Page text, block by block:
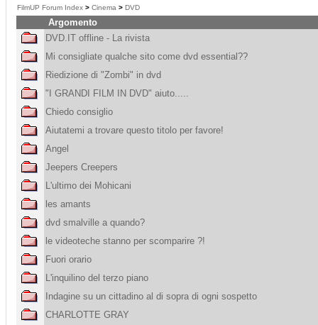
FilmUP Forum Index > Cinema > DVD
Argomento
DVD.IT offline - La rivista
Mi consigliate qualche sito come dvd essential??
Riedizione di "Zombi" in dvd
"I GRANDI FILM IN DVD" aiuto.....
Chiedo consiglio
Aiutatemi a trovare questo titolo per favore!
Angel
Jeepers Creepers
L'ultimo dei Mohicani
les amants
dvd smalville a quando?
le videoteche stanno per scomparire ?!
Fuori orario
L'inquilino del terzo piano
Indagine su un cittadino al di sopra di ogni sospetto
CHARLOTTE GRAY